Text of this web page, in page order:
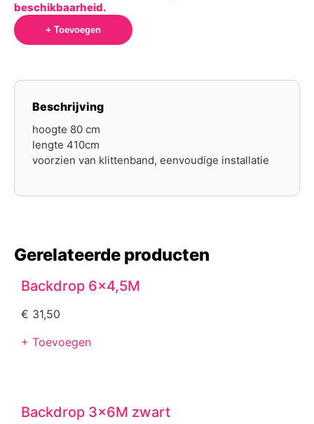
beschikbaarheid.
+ Toevoegen
Beschrijving
hoogte 80 cm
lengte 410cm
voorzien van klittenband, eenvoudige installatie
Gerelateerde producten
Backdrop 6×4,5M
€ 31,50
+ Toevoegen
Backdrop 3x6M zwart